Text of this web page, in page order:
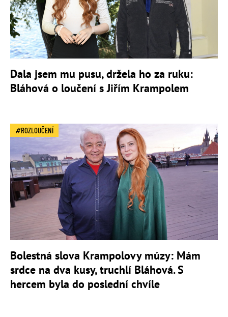
Dala jsem mu pusu, držela ho za ruku:
Bláhová o loučení s Jiřím Krampolem
ROZLOUČENÍ
Bolestná slova Krampolovy múzy: Mám
srdce na dva kusy, truchlí Bláhová. S
hercem byla do poslední chvíle